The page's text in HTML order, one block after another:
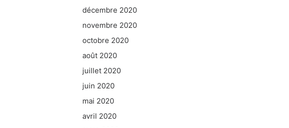
décembre 2020
novembre 2020
octobre 2020
août 2020
juillet 2020
juin 2020
mai 2020
avril 2020